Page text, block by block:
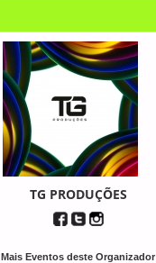
TG PRODUÇÕES
Mais Eventos deste Organizador